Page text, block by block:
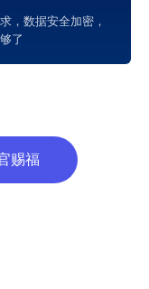
，数据安全加密，
了
赐福